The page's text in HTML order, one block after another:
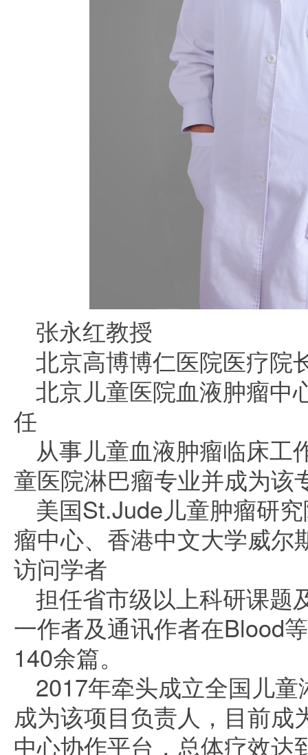
张永红教授
北京高博博仁医院医疗院
北京儿童医院血液肿瘤中
任
从事儿童血液肿瘤临床工
童医院淋巴瘤专业并成为该
美国St.Jude儿童肿瘤研
瘤中心、香港中文大学威尔
访问学者
担任省市级以上科研课题
一作者及通讯作者在Blood
140余篇。
2017年牵头成立全国儿
成为该项目负责人，目前成
中心协作平台，总体疗效达